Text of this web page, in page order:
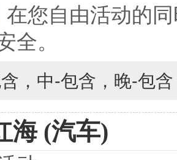
在您自由活动的
全。
，中-包含，晚-包
海 (汽车)